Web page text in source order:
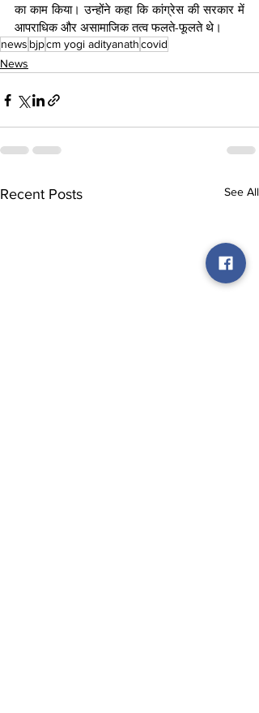
का काम किया। उन्होंने कहा कि कांग्रेस की सरकार में
आपराधिक और असामाजिक तत्व फलते-फूलते थे।
news bjpcm yogi adityanathcovid
News
Recent Posts See All